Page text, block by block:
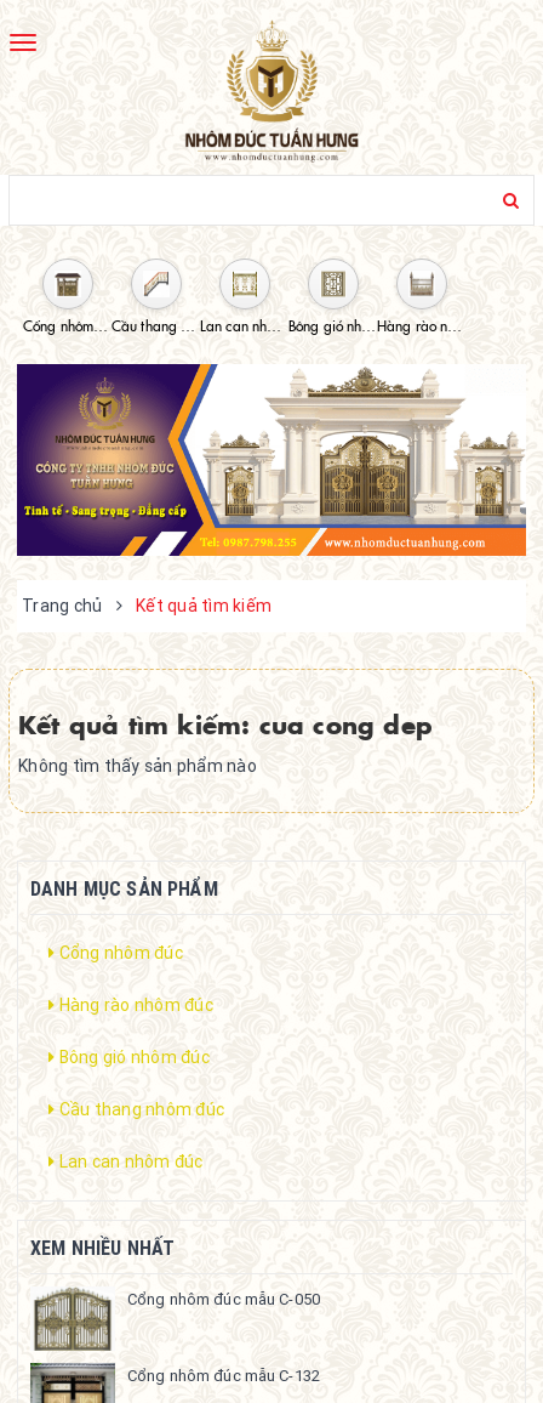
Toggle
Trang chủ Kết quả tìm kiếm
Kết quả tìm kiếm: cua cong dep
Không tìm thấy sản phẩm nào
DANH MỤC SẢN PHẨM
Cổng nhôm đúc
Hàng rào nhôm đúc
Bông gió nhôm đúc
Cầu thang nhôm đúc
Lan can nhôm đúc
XEM NHIỀU NHẤT
Cổng nhôm đúc mẫu C-050
Cổng nhôm đúc mẫu C-132